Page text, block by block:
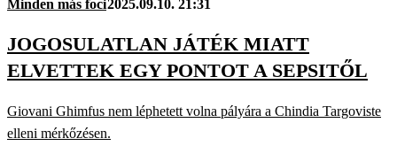
Minden más foci2025.09.10. 21:31
JOGOSULATLAN JÁTÉK MIATT
ELVETTEK EGY PONTOT A SEPSITŐL
Giovani Ghimfus nem léphetett volna pályára a Chindia Targoviste
elleni mérkőzésen.